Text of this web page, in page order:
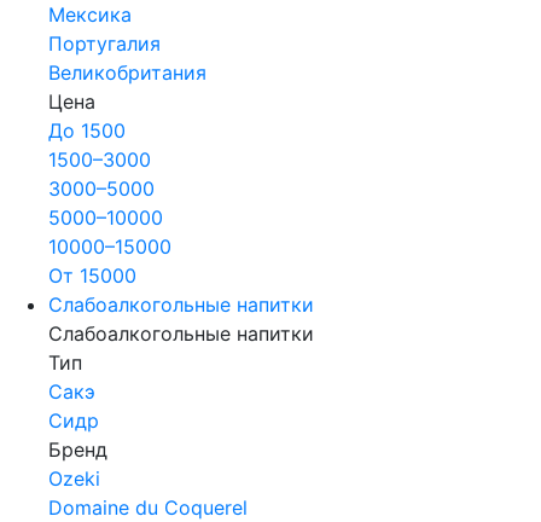
Мексика
Португалия
Великобритания
Цена
До 1500
1500–3000
3000–5000
5000–10000
10000–15000
От 15000
Слабоалкогольные напитки
Слабоалкогольные напитки
Тип
Сакэ
Сидр
Бренд
Ozeki
Domaine du Coquerel